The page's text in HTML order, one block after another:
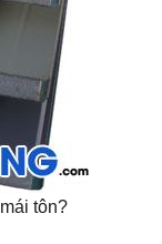
tôn?